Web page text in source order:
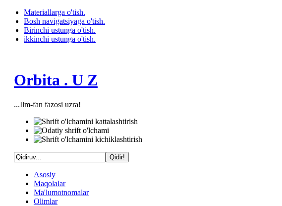
Materiallarga o'tish.
Bosh navigatsiyaga o'tish.
Birinchi ustunga o'tish.
ikkinchi ustunga o'tish.
Orbita . U Z
...Ilm-fan fazosi uzra!
Asosiy
Maqolalar
Ma'lumotnomalar
Olimlar